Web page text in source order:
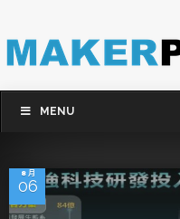
MENU
8 月
06